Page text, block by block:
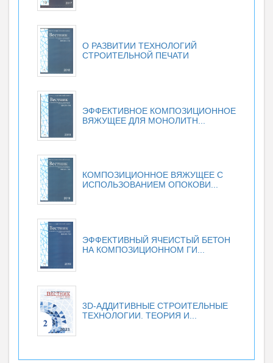
О РАЗВИТИИ ТЕХНОЛОГИЙ
СТРОИТЕЛЬНОЙ ПЕЧАТИ
ЭФФЕКТИВНОЕ КОМПОЗИЦИОННОЕ
ВЯЖУЩЕЕ ДЛЯ МОНОЛИТН...
КОМПОЗИЦИОННОЕ ВЯЖУЩЕЕ С
ИСПОЛЬЗОВАНИЕМ ОПОКОВИ...
ЭФФЕКТИВНЫЙ ЯЧЕИСТЫЙ БЕТОН
НА КОМПОЗИЦИОННОМ ГИ...
3D-АДДИТИВНЫЕ СТРОИТЕЛЬНЫЕ
ТЕХНОЛОГИИ. ТЕОРИЯ И...